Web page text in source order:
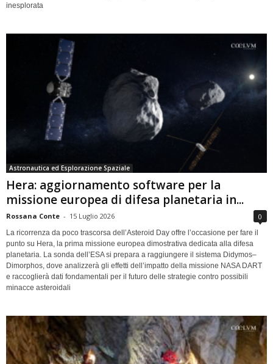
inesplorata
Astronautica ed Esplorazione Spaziale
Hera: aggiornamento software per la
missione europea di difesa planetaria in...
Rossana Conte - 15 Luglio 2026 0
La ricorrenza da poco trascorsa dell’Asteroid Day offre l’occasione per fare il
punto su Hera, la prima missione europea dimostrativa dedicata alla difesa
planetaria. La sonda dell’ESA si prepara a raggiungere il sistema Didymos–
Dimorphos, dove analizzerà gli effetti dell’impatto della missione NASA DART
e raccoglierà dati fondamentali per il futuro delle strategie contro possibili
minacce asteroidali